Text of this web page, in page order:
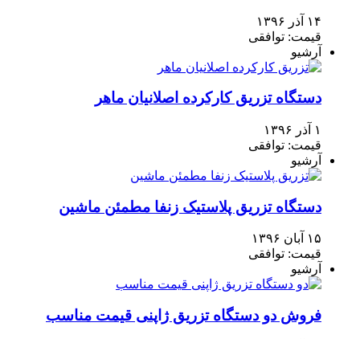
۱۴ آذر ۱۳۹۶
قیمت: توافقی
آرشیو
دستگاه تزریق کارکرده اصلانیان ماهر
۱ آذر ۱۳۹۶
قیمت: توافقی
آرشیو
دستگاه تزریق پلاستیک زنفا مطمئن ماشین
۱۵ آبان ۱۳۹۶
قیمت: توافقی
آرشیو
فروش دو دستگاه تزریق ژاپنی قیمت مناسب